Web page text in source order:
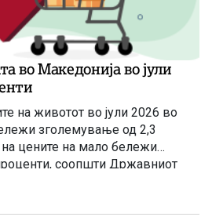
во Македонија во јули
на животот во јули 2026 во
зголемување од 2,3
цените на мало бележи
соопшти Државниот
збор за благо забавување
изнесуваше 3,4